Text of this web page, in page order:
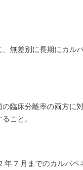
無差別に長期にカル
臨床分離率の両方に
こと。
7 月までのカルバ